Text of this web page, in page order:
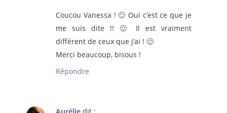
Coucou Vanessa ! 🙂 Oui c’est ce que je
me suis dite !! 🙂 Il est vraiment
différent de ceux que j’ai ! 🙂
Merci beaucoup, bisous !
Répondre